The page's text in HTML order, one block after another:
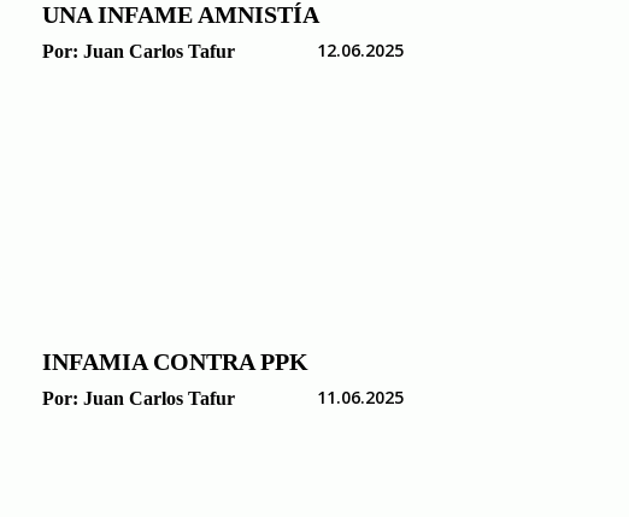
UNA INFAME AMNISTÍA
Por: Juan Carlos Tafur 12.06.2025
INFAMIA CONTRA PPK
Por: Juan Carlos Tafur 11.06.2025